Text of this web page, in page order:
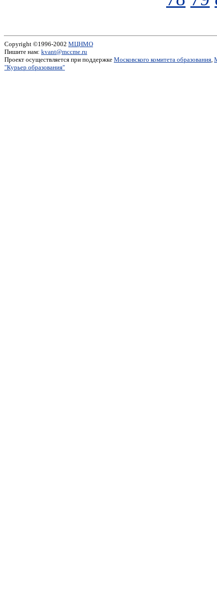
Copyright ©1996-2002 МЦНМО
Пишите нам: kvant@mccme.ru
Проект осуществляется при поддержке Московского комитета образования,
"Курьер образования"